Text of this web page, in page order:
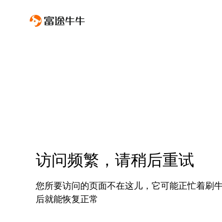
访问频繁，请稍后重试
您所要访问的页面不在这儿，它可能正忙着刷
后就能恢复正常